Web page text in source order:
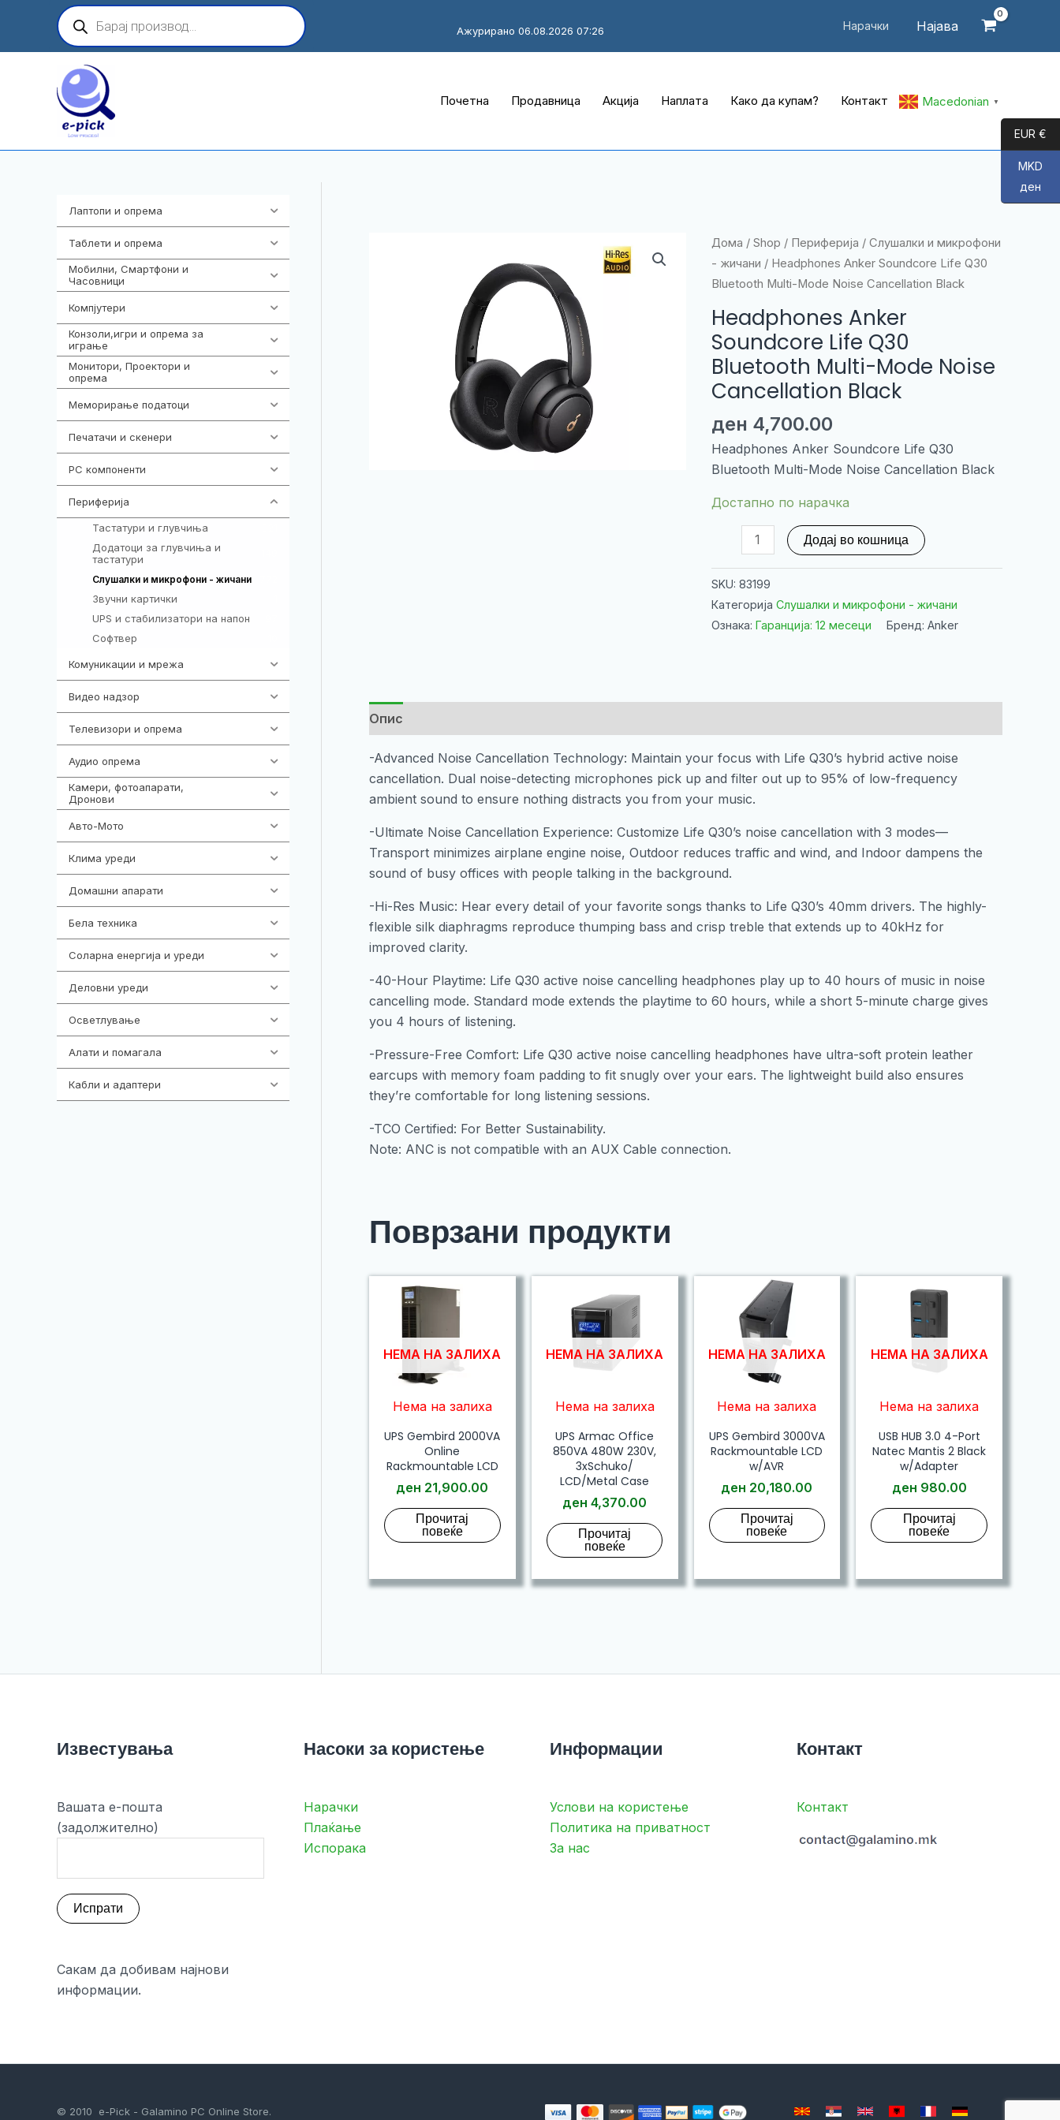
content
Products
search
Нарачки Најава
Ажурирано 06.08.2026 07:26
Почетна Продавница Акција Наплата Како да купам? Контакт Macedonian ▼
Лаптопи и опрема
Таблети и опрема
Мобилни, Смартфони и
Часовници
Компјутери
Конзоли,игри и опрема за
играње
Монитори, Проектори и
опрема
Меморирање податоци
Печатачи и скенери
PC компоненти
Периферија
Тастатури и глувчиња
Додатоци за глувчиња и
тастатури
Слушалки и микрофони - жичани
Звучни картички
UPS и стабилизатори на напон
Софтвер
Комуникации и мрежа
Видео надзор
Телевизори и опрема
Аудио опрема
Камери, фотоапарати,
Дронови
Авто-Мото
Клима уреди
Домашни апарати
Бела техника
Соларна енергија и уреди
Деловни уреди
Осветлување
Алати и помагала
Кабли и адаптери
Дома / Shop / Периферија / Слушалки и микрофони
- жичани / Headphones Anker Soundcore Life Q30
Bluetooth Multi-Mode Noise Cancellation Black
Headphones Anker
Soundcore Life Q30
Bluetooth Multi-Mode Noise
Cancellation Black
ден 4,700.00
Headphones Anker Soundcore Life Q30
Bluetooth Multi-Mode Noise Cancellation Black
Достапно по нарачка
Headphones
Anker
Bluetooth
Noise
Black
количина
Додај во кошница
SKU: 83199
Категорија Слушалки и микрофони - жичани
Ознака: Гаранција: 12 месеци Бренд: Anker
Опис
-Advanced Noise Cancellation Technology: Maintain your focus with Life Q30’s hybrid active noise
cancellation. Dual noise-detecting microphones pick up and filter out up to 95% of low-frequency
ambient sound to ensure nothing distracts you from your music.
-Ultimate Noise Cancellation Experience: Customize Life Q30’s noise cancellation with 3 modes—
Transport minimizes airplane engine noise, Outdoor reduces traffic and wind, and Indoor dampens the
sound of busy offices with people talking in the background.
-Hi-Res Music: Hear every detail of your favorite songs thanks to Life Q30’s 40mm drivers. The highly-
flexible silk diaphragms reproduce thumping bass and crisp treble that extends up to 40kHz for
improved clarity.
-40-Hour Playtime: Life Q30 active noise cancelling headphones play up to 40 hours of music in noise
cancelling mode. Standard mode extends the playtime to 60 hours, while a short 5-minute charge gives
you 4 hours of listening.
-Pressure-Free Comfort: Life Q30 active noise cancelling headphones have ultra-soft protein leather
earcups with memory foam padding to fit snugly over your ears. The lightweight build also ensures
they’re comfortable for long listening sessions.
-TCO Certified: For Better Sustainability.
Note: ANC is not compatible with an AUX Cable connection.
Поврзани продукти
НЕМА НА ЗАЛИХА
Нема на залиха
UPS Gembird 2000VA
Online
Rackmountable LCD
ден 21,900.00
Прочитај
повеќе
НЕМА НА ЗАЛИХА
Нема на залиха
UPS Armac Office
850VA 480W 230V,
3xSchuko/
LCD/Metal Case
ден 4,370.00
Прочитај
повеќе
НЕМА НА ЗАЛИХА
Нема на залиха
UPS Gembird 3000VA
Rackmountable LCD
w/AVR
ден 20,180.00
Прочитај
повеќе
НЕМА НА ЗАЛИХА
Нема на залиха
USB HUB 3.0 4-Port
Natec Mantis 2 Black
w/Adapter
ден 980.00
Прочитај
повеќе
Известувања
Вашата е-пошта
(задолжително)
Сакам да добивам најнови
информации.
Насоки за користење
Нарачки
Плаќање
Испорака
Информации
Услови на користење
Политика на приватност
За нас
Контакт
Контакт
© 2010 e-Pick - Galamino PC Online Store.
EUR €
MKD
ден